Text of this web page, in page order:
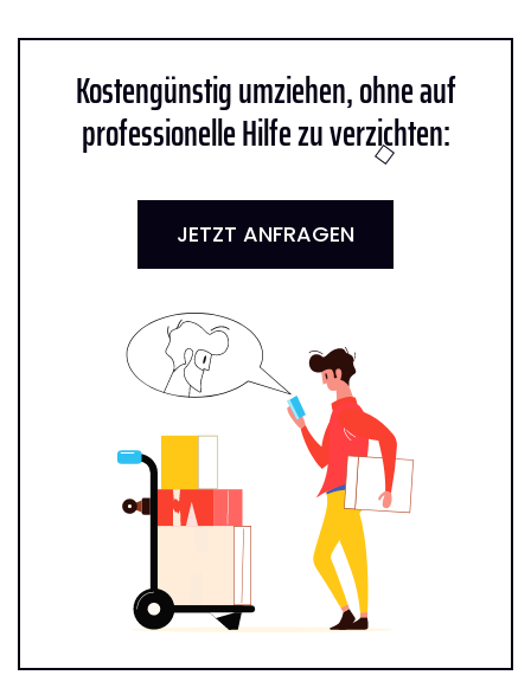
Kostengünstig umziehen, ohne auf
professionelle Hilfe zu verzichten:
JETZT ANFRAGEN